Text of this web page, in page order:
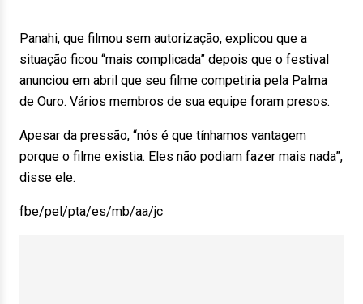
Panahi, que filmou sem autorização, explicou que a
situação ficou “mais complicada” depois que o festival
anunciou em abril que seu filme competiria pela Palma
de Ouro. Vários membros de sua equipe foram presos.
Apesar da pressão, “nós é que tínhamos vantagem
porque o filme existia. Eles não podiam fazer mais nada”,
disse ele.
fbe/pel/pta/es/mb/aa/jc